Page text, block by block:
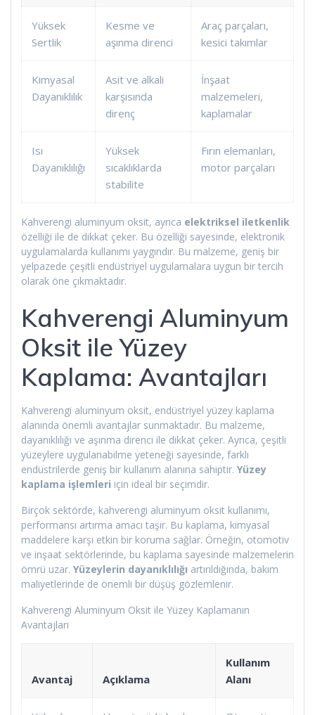
Yüksek
Sertlik
Kesme ve
aşınma direnci
Araç parçaları,
kesici takımlar
Kimyasal
Dayanıklılık
Asit ve alkali
karşısında
direnç
İnşaat
malzemeleri,
kaplamalar
Isı
Dayanıklılığı
Yüksek
sıcaklıklarda
stabilite
Fırın elemanları,
motor parçaları
Kahverengi aluminyum oksit, ayrıca elektriksel iletkenlik
özelliği ile de dikkat çeker. Bu özelliği sayesinde, elektronik
uygulamalarda kullanımı yaygındır. Bu malzeme, geniş bir
yelpazede çeşitli endüstriyel uygulamalara uygun bir tercih
olarak öne çıkmaktadır.
Kahverengi Aluminyum
Oksit ile Yüzey
Kaplama: Avantajları
Kahverengi aluminyum oksit, endüstriyel yüzey kaplama
alanında önemli avantajlar sunmaktadır. Bu malzeme,
dayanıklılığı ve aşınma direnci ile dikkat çeker. Ayrıca, çeşitli
yüzeylere uygulanabilme yeteneği sayesinde, farklı
endüstrilerde geniş bir kullanım alanına sahiptir. Yüzey
kaplama işlemleri için ideal bir seçimdir.
Birçok sektörde, kahverengi aluminyum oksit kullanımı,
performansı artırma amacı taşır. Bu kaplama, kimyasal
maddelere karşı etkin bir koruma sağlar. Örneğin, otomotiv
ve inşaat sektörlerinde, bu kaplama sayesinde malzemelerin
ömrü uzar. Yüzeylerin dayanıklılığı artırıldığında, bakım
maliyetlerinde de önemli bir düşüş gözlemlenir.
Kahverengi Aluminyum Oksit ile Yüzey Kaplamanın
Avantajları
Avantaj Açıklama
Kullanım
Alanı